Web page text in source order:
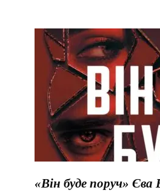
«Він буде поруч» Єва